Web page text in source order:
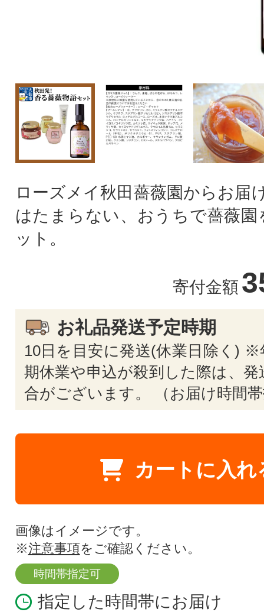
ローズメイ秋田薔薇園からお届
はたまらない、おうちで薔薇
ット。
寄付金額
お礼品発送予定時期
10日を目安に発送(休業日除く) ※
期休業や申込が殺到した際は、
合がございます。 （お届け時間
カートに入れ
画像はイメージです。
※注意事項をご確認ください。
時間帯指定可
指定した時間帯にお届け